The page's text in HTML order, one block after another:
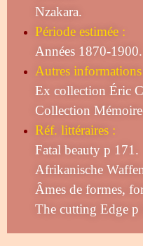
Nzakara.
Période estimée :
Années 1870-1900.
Autres
Ex collection Éric
Collection
Réf. littéraires :
Fatal beauty p 171.
Afrikanische
Âmes de formes,
The cutting Edge p